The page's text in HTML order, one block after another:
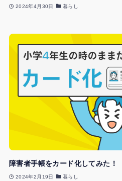
2024年4月30日 暮らし
障害者手帳をカード化してみた！
2024年2月19日 暮らし